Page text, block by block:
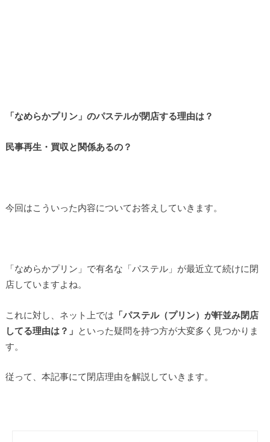
「なめらかプリン」のパステルが閉店する理由は？
民事再生・買収と関係あるの？
今回はこういった内容についてお答えしていきます。
「なめらかプリン」で有名な「パステル」が最近立て続けに閉
店していますよね。
これに対し、ネット上では 「パステル（プリン）が軒並み閉店
してる理由は？」
といった疑問を持つ方が大変多く見つかりま
す。
従って、本記事にて閉店理由を解説していきます。